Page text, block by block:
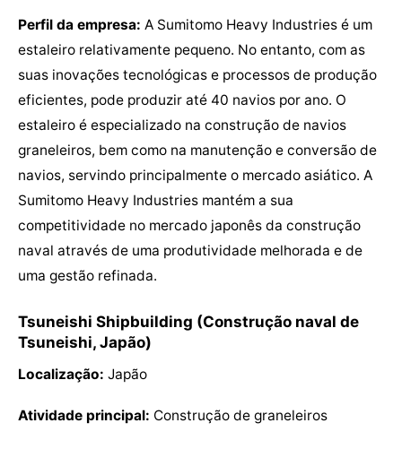
Perfil da empresa: A Sumitomo Heavy Industries é um
estaleiro relativamente pequeno. No entanto, com as
suas inovações tecnológicas e processos de produção
eficientes, pode produzir até 40 navios por ano. O
estaleiro é especializado na construção de navios
graneleiros, bem como na manutenção e conversão de
navios, servindo principalmente o mercado asiático. A
Sumitomo Heavy Industries mantém a sua
competitividade no mercado japonês da construção
naval através de uma produtividade melhorada e de
uma gestão refinada.
Tsuneishi Shipbuilding (Construção naval de
Tsuneishi, Japão)
Localização: Japão
Atividade principal: Construção de graneleiros